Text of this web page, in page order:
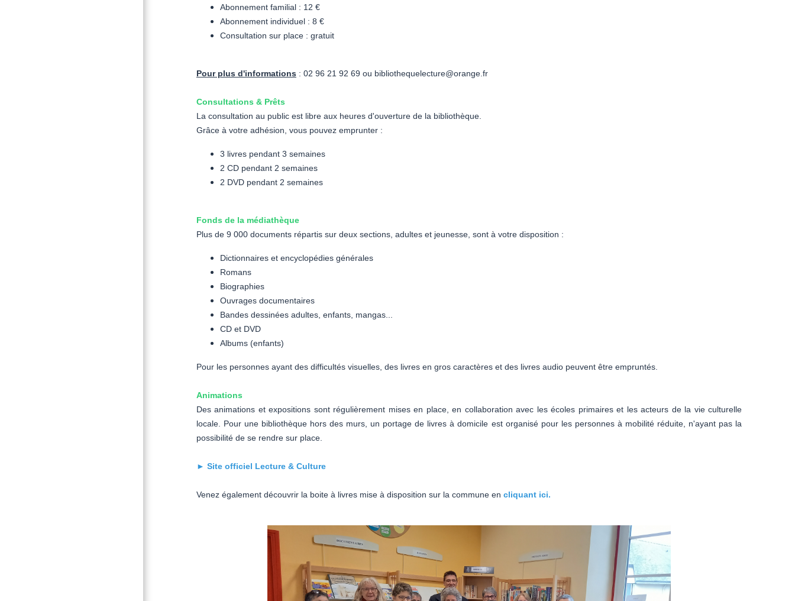
Abonnement familial : 12 €
Abonnement individuel : 8 €
Consultation sur place : gratuit
Pour plus d'informations: 02 96 21 92 69 ou bibliothequelecture@orange.fr
Consultations & Prêts
La consultation au public est libre aux heures d'ouverture de la bibliothèque.
Grâce à votre adhésion, vous pouvez emprunter :
3 livres pendant 3 semaines
2 CD pendant 2 semaines
2 DVD pendant 2 semaines
Fonds de la médiathèque
Plus de 9 000 documents répartis sur deux sections, adultes et jeunesse, sont à votre disposition :
Dictionnaires et encyclopédies générales
Romans
Biographies
Ouvrages documentaires
Bandes dessinées adultes, enfants, mangas...
CD et DVD
Albums (enfants)
Pour les personnes ayant des difficultés visuelles, des livres en gros caractères et des livres audio peuvent être empruntés.
Animations
Des animations et expositions sont régulièrement mises en place, en collaboration avec les écoles primaires et les acteurs de la vie culturelle
locale. Pour une bibliothèque hors des murs, un portage de livres à domicile est organisé pour les personnes à mobilité réduite, n'ayant pas la
possibilité de se rendre sur place.
► Site officiel Lecture & Culture
Venez également découvrir la boite à livres mise à disposition sur la commune en cliquant ici.